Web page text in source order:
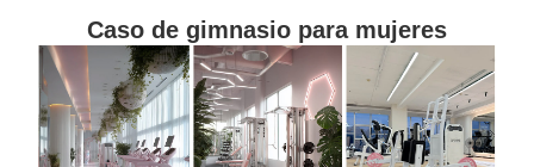
Caso de gimnasio para mujeres